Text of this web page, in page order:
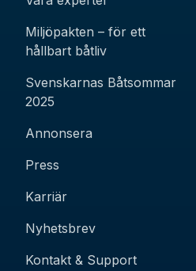
Miljöpakten – för ett
hållbart båtliv
Svenskarnas Båtsommar
2025
Annonsera
Press
Karriär
Nyhetsbrev
Kontakt & Support